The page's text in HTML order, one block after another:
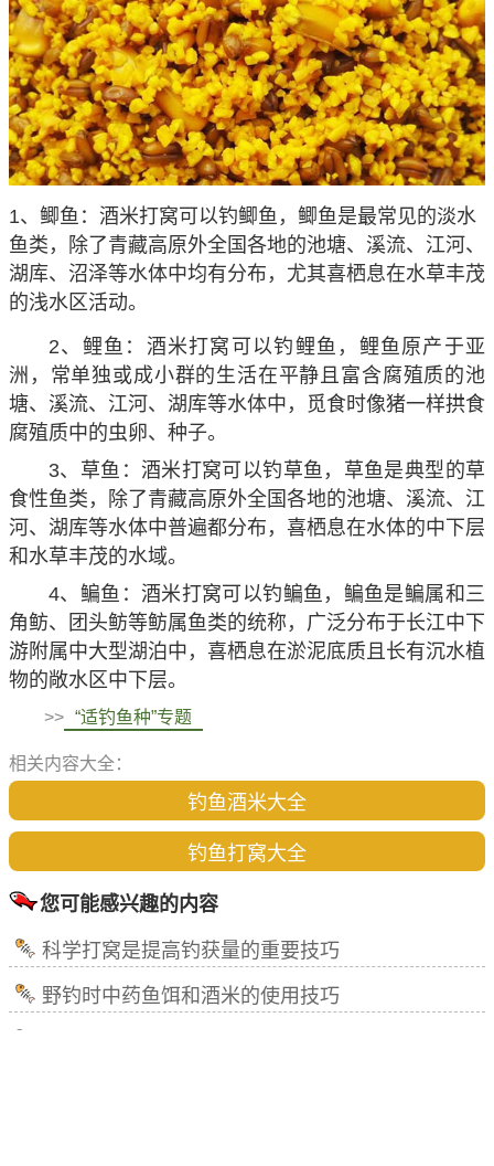
1、鲫鱼：酒米打窝可以钓鲫鱼，鲫鱼是最常见的淡水
鱼类，除了青藏高原外全国各地的池塘、溪流、江河、
湖库、沼泽等水体中均有分布，尤其喜栖息在水草丰茂
的浅水区活动。
2、鲤鱼：酒米打窝可以钓鲤鱼，鲤鱼原产于亚
洲，常单独或成小群的生活在平静且富含腐殖质的池
塘、溪流、江河、湖库等水体中，觅食时像猪一样拱食
腐殖质中的虫卵、种子。
3、草鱼：酒米打窝可以钓草鱼，草鱼是典型的草
食性鱼类，除了青藏高原外全国各地的池塘、溪流、江
河、湖库等水体中普遍都分布，喜栖息在水体的中下层
和水草丰茂的水域。
4、鳊鱼：酒米打窝可以钓鳊鱼，鳊鱼是鳊属和三
角鲂、团头鲂等鲂属鱼类的统称，广泛分布于长江中下
游附属中大型湖泊中，喜栖息在淤泥底质且长有沉水植
物的敞水区中下层。
>> “适钓鱼种”专题
相关内容大全：
钓鱼酒米大全
钓鱼打窝大全
您可能感兴趣的内容
科学打窝是提高钓获量的重要技巧
野钓时中药鱼饵和酒米的使用技巧